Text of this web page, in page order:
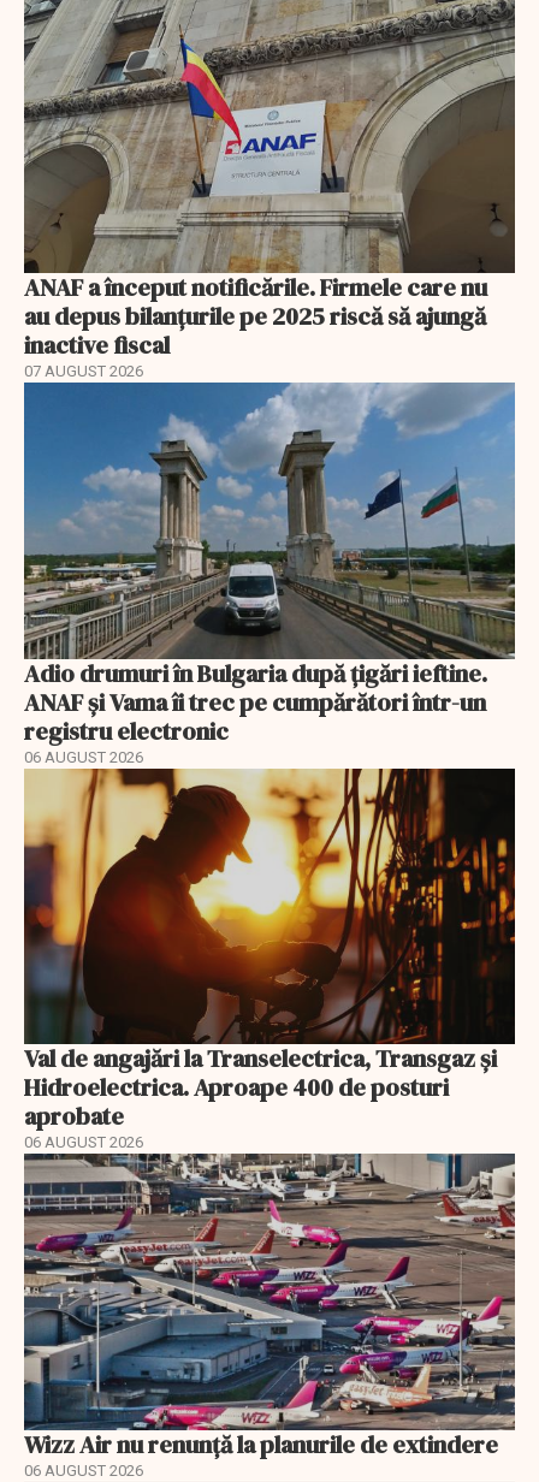
ANAF a început notificările. Firmele care nu
au depus bilanțurile pe 2025 riscă să ajungă
inactive fiscal
07 AUGUST 2026
Adio drumuri în Bulgaria după țigări ieftine.
ANAF și Vama îi trec pe cumpărători într-un
registru electronic
06 AUGUST 2026
Val de angajări la Transelectrica, Transgaz și
Hidroelectrica. Aproape 400 de posturi
aprobate
06 AUGUST 2026
Wizz Air nu renunță la planurile de extindere
06 AUGUST 2026